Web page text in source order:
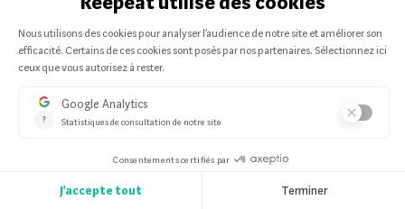
-75%
Class
One offer from:
49,99 € 199,00 €
Italian Design - Rasoir électrique
Rasoir Italian Design Trimmer Er 5550